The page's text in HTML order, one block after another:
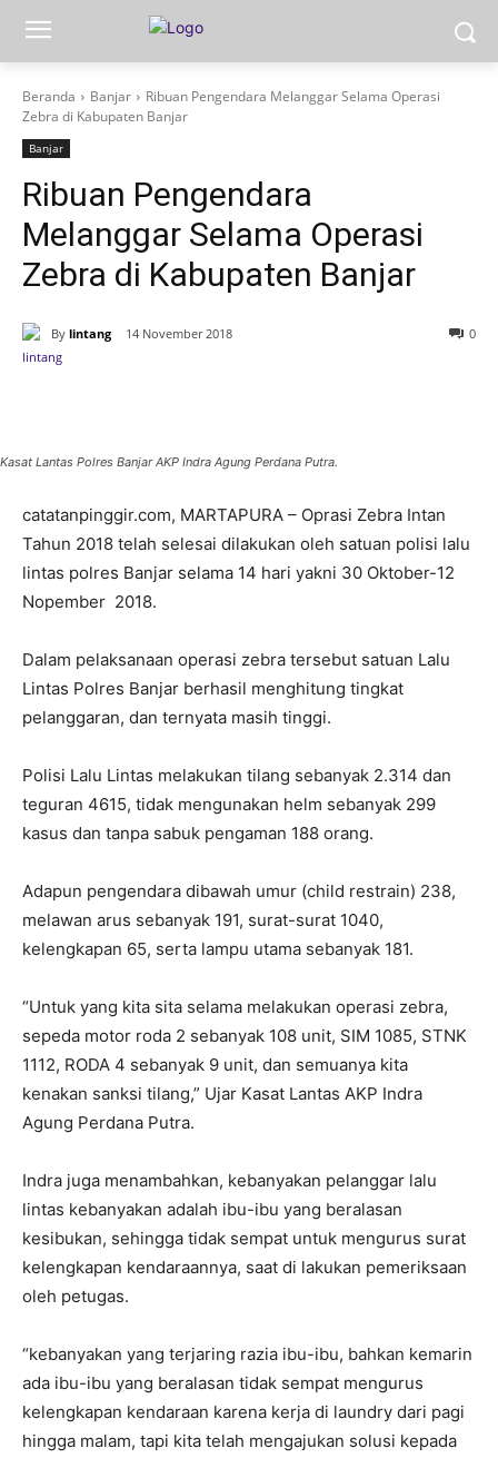
Beranda Banjar
Ribuan Pengendara Melanggar Selama Operasi
Zebra di Kabupaten Banjar
Banjar
Ribuan Pengendara
Melanggar Selama Operasi
Zebra di Kabupaten Banjar
By lintang 14 November 2018 0
Kasat Lantas Polres Banjar AKP Indra Agung Perdana Putra.
catatanpinggir.com, MARTAPURA – Oprasi Zebra Intan
Tahun 2018 telah selesai dilakukan oleh satuan polisi lalu
lintas polres Banjar selama 14 hari yakni 30 Oktober-12
Nopember 2018.
Dalam pelaksanaan operasi zebra tersebut satuan Lalu
Lintas Polres Banjar berhasil menghitung tingkat
pelanggaran, dan ternyata masih tinggi.
Polisi Lalu Lintas melakukan tilang sebanyak 2.314 dan
teguran 4615, tidak mengunakan helm sebanyak 299
kasus dan tanpa sabuk pengaman 188 orang.
Adapun pengendara dibawah umur (child restrain) 238,
melawan arus sebanyak 191, surat-surat 1040,
kelengkapan 65, serta lampu utama sebanyak 181.
“Untuk yang kita sita selama melakukan operasi zebra,
sepeda motor roda 2 sebanyak 108 unit, SIM 1085, STNK
1112, RODA 4 sebanyak 9 unit, dan semuanya kita
kenakan sanksi tilang,” Ujar Kasat Lantas AKP Indra
Agung Perdana Putra.
Indra juga menambahkan, kebanyakan pelanggar lalu
lintas kebanyakan adalah ibu-ibu yang beralasan
kesibukan, sehingga tidak sempat untuk mengurus surat
kelengkapan kendaraannya, saat di lakukan pemeriksaan
oleh petugas.
“kebanyakan yang terjaring razia ibu-ibu, bahkan kemarin
ada ibu-ibu yang beralasan tidak sempat mengurus
kelengkapan kendaraan karena kerja di laundry dari pagi
hingga malam, tapi kita telah mengajukan solusi kepada